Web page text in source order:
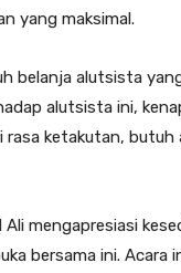
yang maksimal.
belanja alutsista
alutsista ini,
rasa ketakutan,
mengapresiasi
bersama ini.